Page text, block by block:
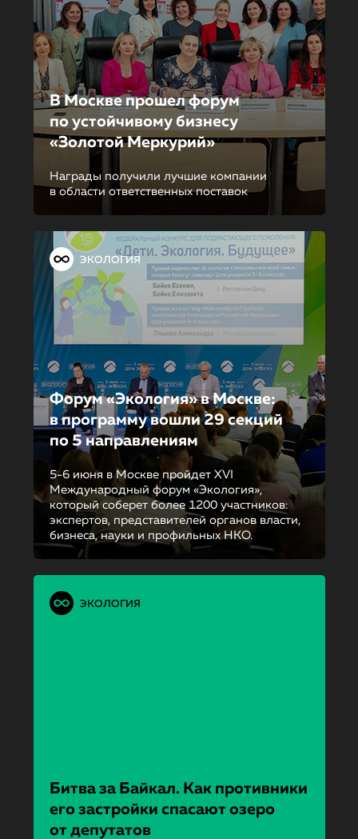
В Москве прошел форум
по устойчиво­му бизнесу
«Золотой Меркурий»
Награды получили лучшие компании
в области ответственных поставок
ЭКОЛОГИЯ
Форум «Экология» в Москве:
в программу вошли 29 секций
по 5 направле­ни­ям
5-6 июня в Москве пройдет XVI
Международный форум «Экология»,
который соберет более 1200 участников:
экспертов, представителей органов власти,
бизнеса, науки и профильных НКО.
ЭКОЛОГИЯ
Битва за Байкал. Как противники
его застройки спасают озеро
от депутатов